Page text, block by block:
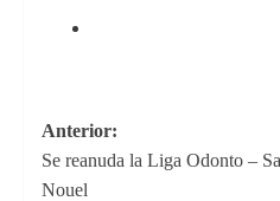
Navegación
de
Anterior:
Se reanuda la Liga Odonto –
Nouel